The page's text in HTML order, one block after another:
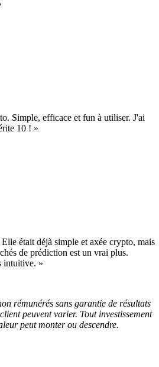
Simple, efficace et fun à utiliser. J'ai
10 ! »
était déjà simple et axée crypto, mais
de prédiction est un vrai plus.
intuitive. »
rémunérés sans garantie de résultats
peuvent varier. Tout investissement
peut monter ou descendre.